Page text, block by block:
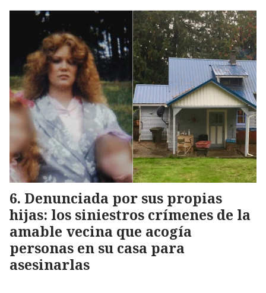
Denunciada por sus propias
hijas: los siniestros crímenes de la
amable vecina que acogía
personas en su casa para
asesinarlas